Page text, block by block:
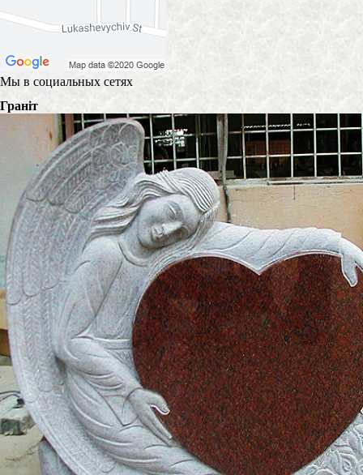
Мы в социальных сетях
Граніт